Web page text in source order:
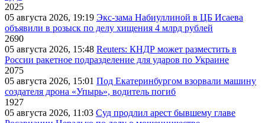
2025
05 августа 2026, 19:19 Экс-зама Набиуллиной в ЦБ Исаева
объявили в розыск по делу хищения 4 млрд рублей
2690
05 августа 2026, 15:48 Reuters: КНДР может разместить в
России ракетное подразделение для ударов по Украине
2075
05 августа 2026, 15:01 Под Екатеринбургом взорвали машину
создателя дрона «Упырь», водитель погиб
1927
05 августа 2026, 11:03 Суд продлил арест бывшему главе